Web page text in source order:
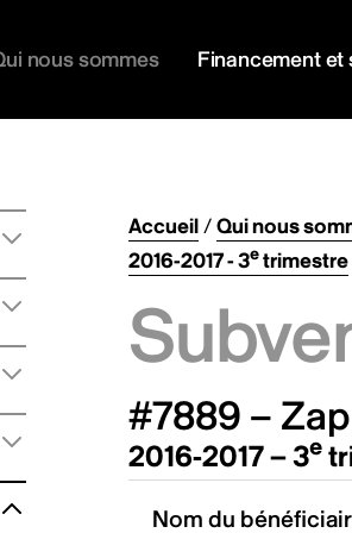
nous sommes Financement et
Accueil/Qui nous
2016-2017 - 3etrimestre
#7889 –
2016-2017 – 3e
Nom du